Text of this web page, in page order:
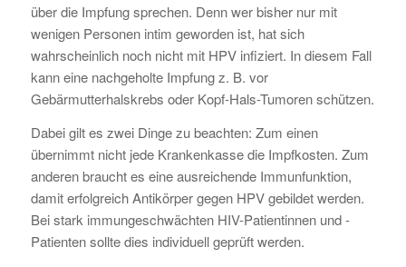
über die Impfung sprechen. Denn wer bisher nur mit
wenigen Personen intim geworden ist, hat sich
wahrscheinlich noch nicht mit HPV infiziert. In diesem Fall
kann eine nachgeholte Impfung z. B. vor
Gebärmutterhalskrebs oder Kopf-Hals-Tumoren schützen.
Dabei gilt es zwei Dinge zu beachten: Zum einen
übernimmt nicht jede Krankenkasse die Impfkosten. Zum
anderen braucht es eine ausreichende Immunfunktion,
damit erfolgreich Antikörper gegen HPV gebildet werden.
Bei stark immungeschwächten HIV-Patientinnen und -
Patienten sollte dies individuell geprüft werden.